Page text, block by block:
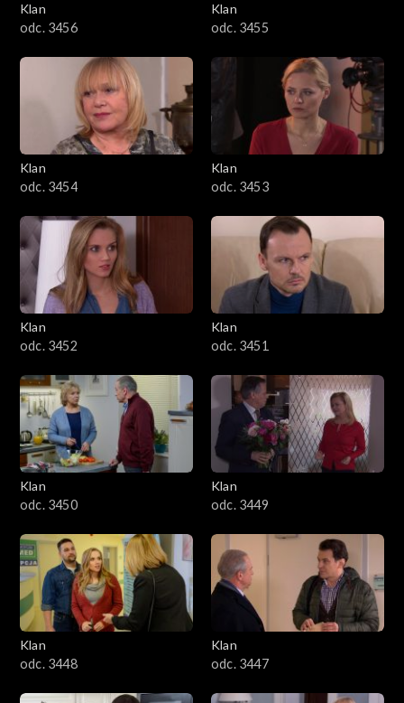
Klan
odc. 3456
Klan
odc. 3455
Klan
odc. 3454
Klan
odc. 3453
Klan
odc. 3452
Klan
odc. 3451
Klan
odc. 3450
Klan
odc. 3449
Klan
odc. 3448
Klan
odc. 3447